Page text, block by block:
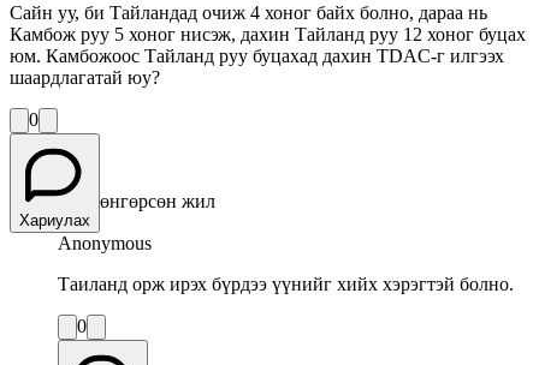
Сайн уу, би Тайландад очиж 4 хоног байх болно, дараа нь
Камбож руу 5 хоног нисэж, дахин Тайланд руу 12 хоног буцах
юм. Камбожоос Тайланд руу буцахад дахин TDAC-г илгээх
шаардлагатай юу?
0
Хариулах
өнгөрсөн жил
Anonymous
Таиланд орж ирэх бүрдээ үүнийг хийх хэрэгтэй болно.
0